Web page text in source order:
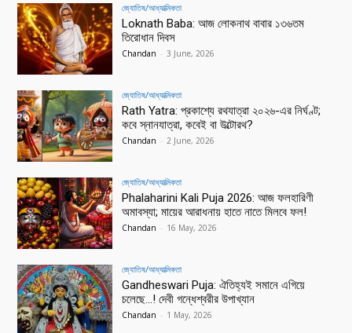
জ্যোতিষ/আধ্যাত্মিকতা
Loknath Baba: আজ লোকনাথ বাবার ১৩৬তম
তিরোধান দিবস
Chandan - 3 June, 2026
জ্যোতিষ/আধ্যাত্মিকতা
Rath Yatra: প্রকাশ্যে রথযাত্রা ২০২৬-এর নির্ঘণ্ট;
কবে স্নানযাত্রা, কবেই বা উল্টোরথ?
Chandan - 2 June, 2026
জ্যোতিষ/আধ্যাত্মিকতা
Phalaharini Kali Puja 2026: আজ ফলহারিণী
অমাবস্যা; মায়ের আরাধনায় হাতে নাতে মিলবে ফল!
Chandan - 16 May, 2026
জ্যোতিষ/আধ্যাত্মিকতা
Gandheswari Puja: ঐতিহ্যই সমানে এগিয়ে
চলেছে…! দেবী গন্ধেশ্বরীর উপাখ্যান
Chandan - 1 May, 2026